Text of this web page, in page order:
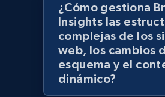
URL, Title, Rating, Reviews, Initial
price, Currency, Stock, and
991+ 165+
¿Cómo gestiona
Insights las
complejas de los
web, los cambios
esquema y el
dinámico?